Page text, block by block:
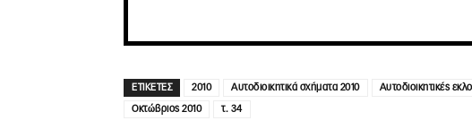
ΕΤΙΚΕΤΕΣ 2010 Αυτοδιοικητικά σχήματα 2010 Αυτοδιοικητικές
Οκτώβριος 2010 τ. 34